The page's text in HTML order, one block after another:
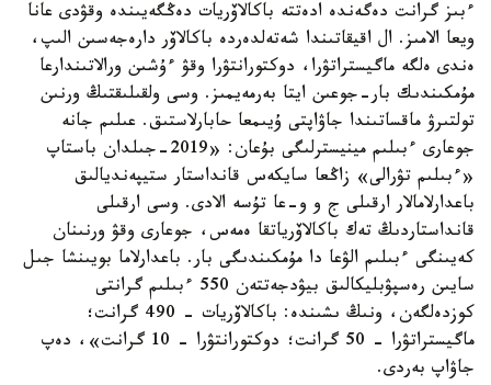
ءبىز گرانت دەگەندە ادەتتە باكالاۆريات دەڭگەيىندە وقۋدى عانا
ويعا الامىز. ال اقيقاتىندا شەتەلدەردە باكالاۆر دارەجەسىن الىپ،
ەندى ەلگە ماگيستراتۋرا، دوكتورانتۋرا وقۋ ءۇشىن ورالاتىندارعا
مۇمكىندىك بار-جوعىن ايتا بەرمەيمىز. وسى ولقىلىقتىڭ ورنىن
تولتىرۋ ماقساتىندا جاۋاپتى ۇيىمعا حابارلاستىق. عىلىم جانە
جوعارى ءبىلىم مينيسترلىگى بۇعان: «2019-جىلدان باستاپ
«ءبىلىم تۋرالى» زاڭعا سايكەس قانداستار ستيپەنديالىق
باعدارلامالار ارقىلى ج و و-عا تۇسە الادى. وسى ارقىلى
قانداستاردىڭ تەك باكالاۆرياتقا ەمەس، جوعارى وقۋ ورنىنان
كەيىنگى ءبىلىم الۋعا دا مۇمكىندىگى بار. باعدارلاما بويىنشا جىل
سايىن رەسپۋبليكالىق بيۋدجەتتەن 550 ءبىلىم گرانتى
كوزدەلگەن، ونىڭ ىشىندە: باكالاۆريات - 490 گرانت؛
ماگيستراتۋرا - 50 گرانت؛ دوكتورانتۋرا - 10 گرانت»، دەپ
جاۋاپ بەردى.